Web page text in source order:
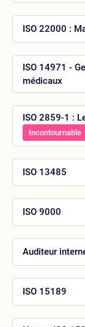
ISO 22000 :
ISO 14971 -
médicaux
ISO 2859-1 :
Incontournable
ISO 13485
ISO 9000
Auditeur
ISO 15189